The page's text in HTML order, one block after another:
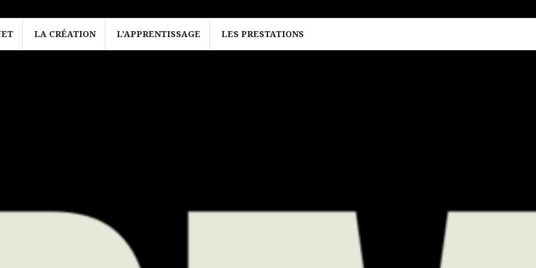
LA CRÉATION L’APPRENTISSAGE LES PRESTATIONS